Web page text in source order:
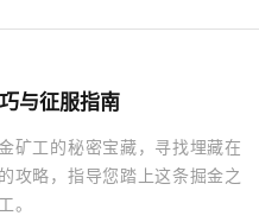
与征服指南
矿工的秘密宝藏，寻找埋藏在
攻略，指导您踏上这条掘金之
。